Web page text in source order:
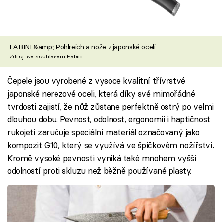
FABINI &amp; Pohlreich a nože z japonské oceli
Zdroj: se souhlasem Fabini
Čepele jsou vyrobené z vysoce kvalitní třívrstvé
japonské nerezové oceli, která díky své mimořádné
tvrdosti zajistí, že nůž zůstane perfektně ostrý po velmi
dlouhou dobu. Pevnost, odolnost, ergonomii i haptičnost
rukojetí zaručuje speciální materiál označovaný jako
kompozit G10, který se využívá ve špičkovém nožířství.
Kromě vysoké pevnosti vyniká také mnohem vyšší
odolností proti skluzu než běžně používané plasty.